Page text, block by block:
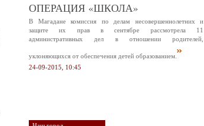
ОПЕРАЦИЯ «ШКОЛА»
В Магадане комиссия по делам несовершеннолетних и
защите их прав в сентябре рассмотрела 11
административных дел в отношении родителей,
уклоняющихся от обеспечения детей образованием.
24-09-2015, 10:45